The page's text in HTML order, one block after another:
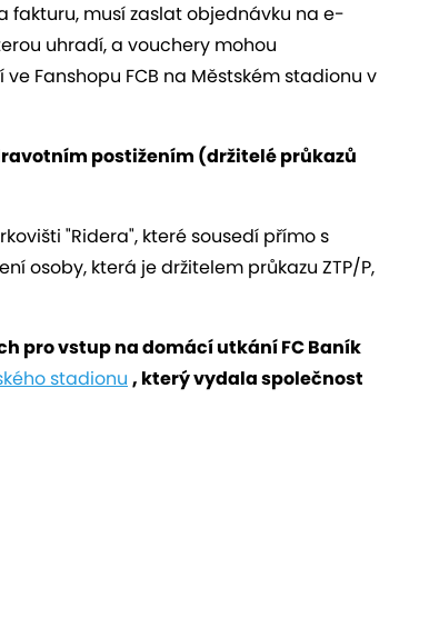
fakturu, musí zaslat objednávku na e-
uhradí, a vouchery mohou
Fanshopu FCB na Městském stadionu v
postižením (držitelé průkazů
"Ridera", které sousedí přímo s
osoby, která je držitelem průkazu ZTP/P,
pro vstup na domácí utkání FC Baník
stadionu , který vydala společnost